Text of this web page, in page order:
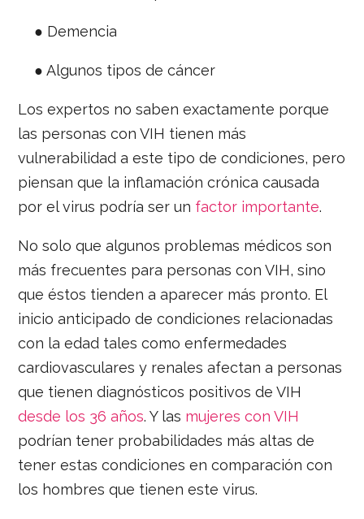
● Demencia
● Algunos tipos de cáncer
Los expertos no saben exactamente porque
las personas con VIH tienen más
vulnerabilidad a este tipo de condiciones, pero
piensan que la inflamación crónica causada
por el virus podría ser un factor importante.
No solo que algunos problemas médicos son
más frecuentes para personas con VIH, sino
que éstos tienden a aparecer más pronto. El
inicio anticipado de condiciones relacionadas
con la edad tales como enfermedades
cardiovasculares y renales afectan a personas
que tienen diagnósticos positivos de VIH
desde los 36 años. Y las mujeres con VIH
podrían tener probabilidades más altas de
tener estas condiciones en comparación con
los hombres que tienen este virus.